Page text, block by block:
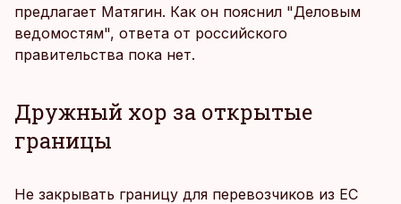
предлагает Матягин. Как он пояснил "Деловым
ведомостям", ответа от российского
правительства пока нет.
Дружный хор за открытые
границы
Не закрывать границу для перевозчиков из ЕС